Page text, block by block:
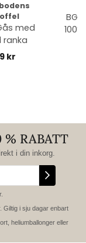
med
ranka
kr
% RABATT
i din inkorg.
Giltig i sju dagar enbart
heliumballonger eller